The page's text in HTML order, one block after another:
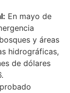
: En mayo de
y áreas
hidrográficas,
de dólares